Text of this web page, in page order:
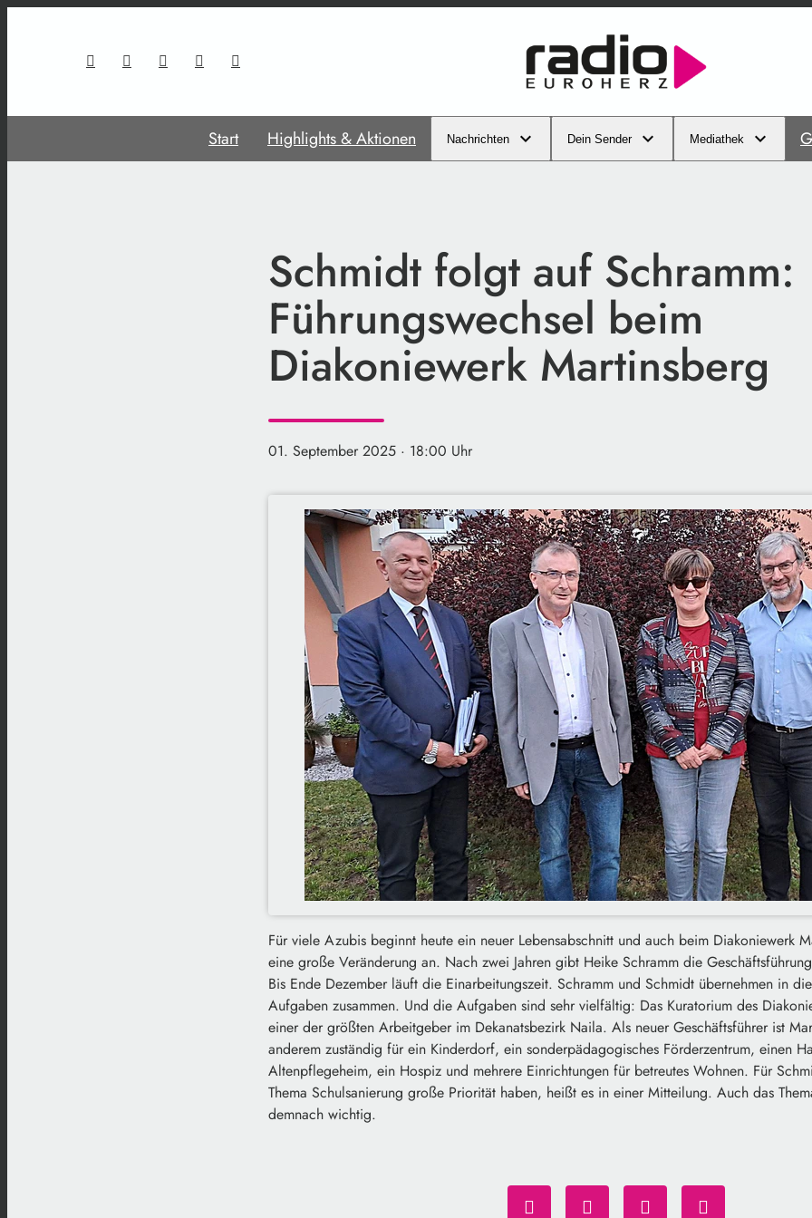
Start Highlights & Aktionen Nachrichten Dein Sender Mediathek
Schmidt folgt auf Schramm:
Führungswechsel beim
Diakoniewerk Martinsberg
01. September 2025 · 18:00 Uhr
Für viele Azubis beginnt heute ein neuer Lebensabschnitt und auch beim Diakoniewerk
eine große Veränderung an. Nach zwei Jahren gibt Heike Schramm die
Bis Ende Dezember läuft die Einarbeitungszeit. Schramm und Schmidt übernehmen in
Aufgaben zusammen. Und die Aufgaben sind sehr vielfältig: Das Kuratorium des
einer der größten Arbeitgeber im Dekanatsbezirk Naila. Als neuer Geschäftsführer ist
anderem zuständig für ein Kinderdorf, ein sonderpädagogisches Förderzentrum, einen
Altenpflegeheim, ein Hospiz und mehrere Einrichtungen für betreutes Wohnen. Für
Thema Schulsanierung große Priorität haben, heißt es in einer Mitteilung. Auch das
demnach wichtig.